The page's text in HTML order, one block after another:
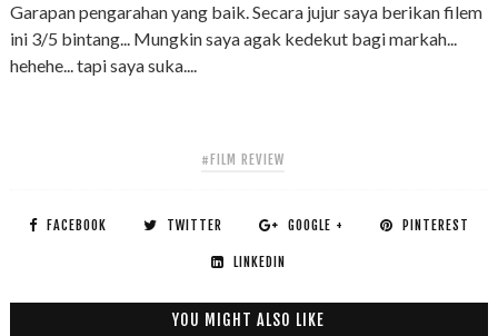
Garapan pengarahan yang baik. Secara jujur saya berikan filem
ini 3/5 bintang... Mungkin saya agak kedekut bagi markah...
hehehe... tapi saya suka....
#FILM REVIEW
FACEBOOK TWITTER GOOGLE + PINTEREST
LINKEDIN
YOU MIGHT ALSO LIKE